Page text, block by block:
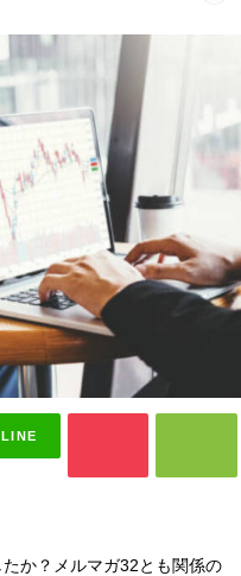
LINE
か？メルマガ32とも関係の